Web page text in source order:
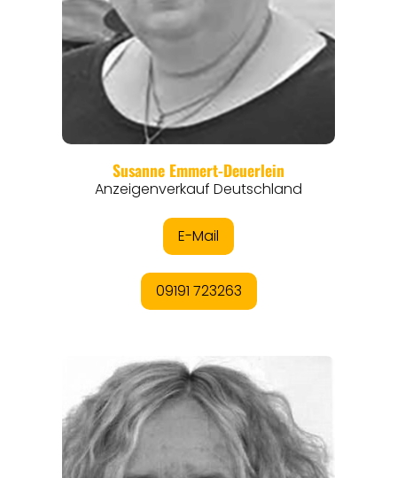
REGIONEN
ORTE
EVENTS
REISEFÜHRER
REISEMAGAZINE